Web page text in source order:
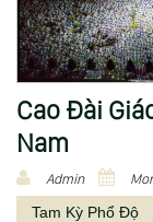
Cao Đài
Nam
Admin
Tam Kỳ Phổ Độ